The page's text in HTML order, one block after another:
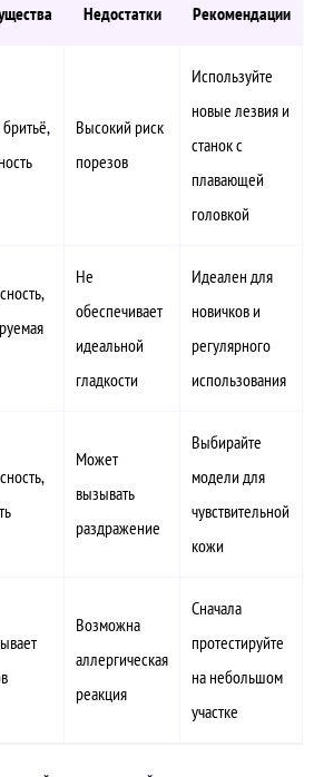
Недостатки Рекомендации
Высокий риск
порезов
Используйте
новые лезвия и
станок с
плавающей
головкой
Не
обеспечивает
идеальной
гладкости
Идеален для
новичков и
регулярного
использования
Может
вызывать
раздражение
Выбирайте
модели для
чувствительной
кожи
Возможна
аллергическая
реакция
Сначала
протестируйте
на небольшом
участке